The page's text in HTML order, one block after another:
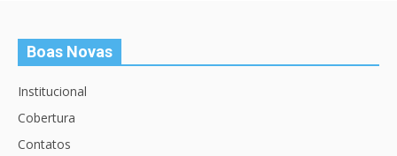
Boas Novas
Institucional
Cobertura
Contatos